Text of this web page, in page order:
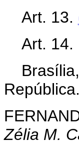
Art. 13.
Art. 14.
República.
Zélia M.